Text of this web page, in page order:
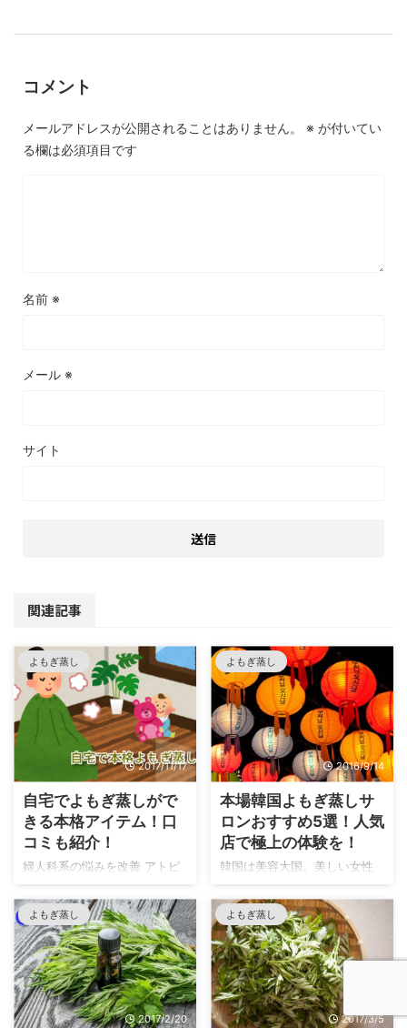
コメント
メールアドレスが公開されることはありません。 ※ が付いてい
る欄は必須項目です
名前 ※
メール ※
サイト
関連記事
よもぎ蒸し
2017/11/17
自宅でよもぎ蒸しがで
きる本格アイテム！口
コミも紹介！
婦人科系の悩みを改善 アトピ
ーなどの皮膚病を緩和 アンチ
エイジング ダイエット デトッ
クス 体臭改善 などなど！他に
も多くの嬉しい効果をもたら
してくれる”よもぎ蒸し”。 こ
れらの効果を実感するために
は、少なくとも週1回ペースで
続けることが理想です。 しか
よもぎ蒸し
2016/9/14
本場韓国よもぎ蒸しサ
ロンおすすめ5選！人気
店で極上の体験を！
韓国は美容大国。美しい女性
が多いですよね！ お肌が綺麗
な方が多く、また街中を歩い
ていてもなかなかおデブちゃ
んを発見できません。 整形を
している方が多いというのも
有名な話ですが、、、。 お肌
の状態やスタイルは、自分の
努力なしでは手に入れること
よもぎ蒸し
2017/2/20
よもぎ蒸し
2017/3/5